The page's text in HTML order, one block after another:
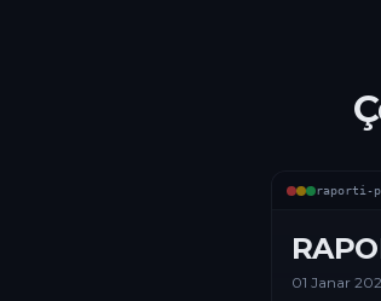
raporti-
01 Janar